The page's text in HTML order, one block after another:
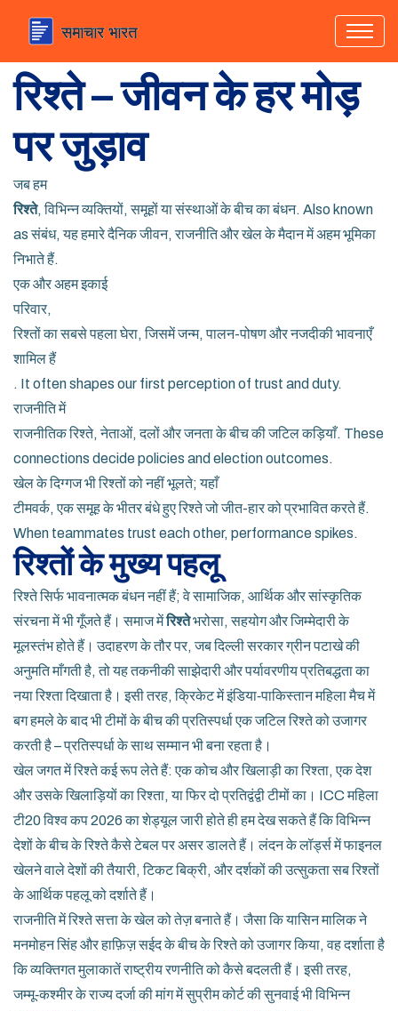
रिश्ते – जीवन के हर मोड़
पर जुड़ाव
जब हम
रिश्ते,विभिन्न व्यक्तियों, समूहों या संस्थाओं के बीच का बंधन. Also known
asसंबंध, यह हमारे दैनिक जीवन, राजनीति और खेल के मैदान में अहम भूमिका
निभाते हैं.
एक और अहम इकाई
परिवार,
रिश्तों का सबसे पहला घेरा, जिसमें जन्म, पालन-पोषण और नजदीकी भावनाएँ
शामिल हैं
. It often shapes our first perception of trust and duty.
राजनीति में
राजनीतिक रिश्ते,नेताओं, दलों और जनता के बीच की जटिल कड़ियाँ. These
connections decide policies and election outcomes.
खेल के दिग्गज भी रिश्तों को नहीं भूलते; यहाँ
टीमवर्क,एक समूह के भीतर बंधे हुए रिश्ते जो जीत-हार को प्रभावित करते हैं.
When teammates trust each other, performance spikes.
रिश्तों के मुख्य पहलू
रिश्ते सिर्फ भावनात्मक बंधन नहीं हैं; वे सामाजिक, आर्थिक और सांस्कृतिक
संरचना में भी गूँजते हैं। समाज मेंरिश्तेभरोसा, सहयोग और जिम्मेदारी के
मूलस्तंभ होते हैं। उदाहरण के तौर पर, जब दिल्ली सरकार ग्रीन पटाखे की
अनुमति माँगती है, तो यह तकनीकी साझेदारी और पर्यावरणीय प्रतिबद्धता का
नया रिश्ता दिखाता है। इसी तरह, क्रिकेट में इंडिया‑पाकिस्तान महिला मैच में
बग हमले के बाद भी टीमों के बीच की प्रतिस्पर्धा एक जटिल रिश्ते को उजागर
करती है – प्रतिस्पर्धा के साथ सम्मान भी बना रहता है।
खेल जगत में रिश्ते कई रूप लेते हैं: एक कोच और खिलाड़ी का रिश्ता, एक देश
और उसके खिलाड़ियों का रिश्ता, या फिर दो प्रतिद्वंद्वी टीमों का। ICC महिला
टी20 विश्व कप 2026 का शेड्यूल जारी होते ही हम देख सकते हैं कि विभिन्न
देशों के बीच के रिश्ते कैसे टेबल पर असर डालते हैं। लंदन के लॉर्ड्स में फाइनल
खेलने वाले देशों की तैयारी, टिकट बिक्री, और दर्शकों की उत्सुकता सब रिश्तों
के आर्थिक पहलू को दर्शाते हैं।
राजनीति में रिश्ते सत्ता के खेल को तेज़ बनाते हैं। जैसा कि यासिन मालिक ने
मनमोहन सिंह और हाफ़िज़ सईद के बीच के रिश्ते को उजागर किया, वह दर्शाता है
कि व्यक्तिगत मुलाकातें राष्ट्रीय रणनीति को कैसे बदलती हैं। इसी तरह,
जम्मू‑कश्मीर के राज्य दर्जा की मांग में सुप्रीम कोर्ट की सुनवाई भी विभिन्न